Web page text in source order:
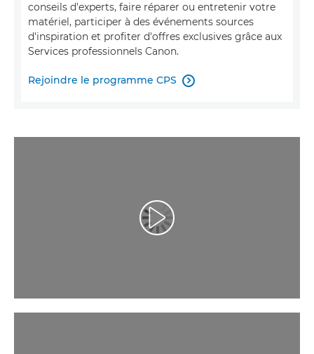
conseils d'experts, faire réparer ou entretenir votre
matériel, participer à des événements sources
d'inspiration et profiter d'offres exclusives grâce aux
Services professionnels Canon.
Rejoindre le programme CPS 
Lancer la vidéo